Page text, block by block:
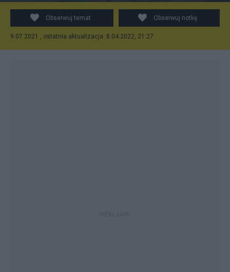
Obserwuj temat Obserwuj notkę
9.07.2021 , ostatnia aktualizacja: 8.04.2022, 21:27